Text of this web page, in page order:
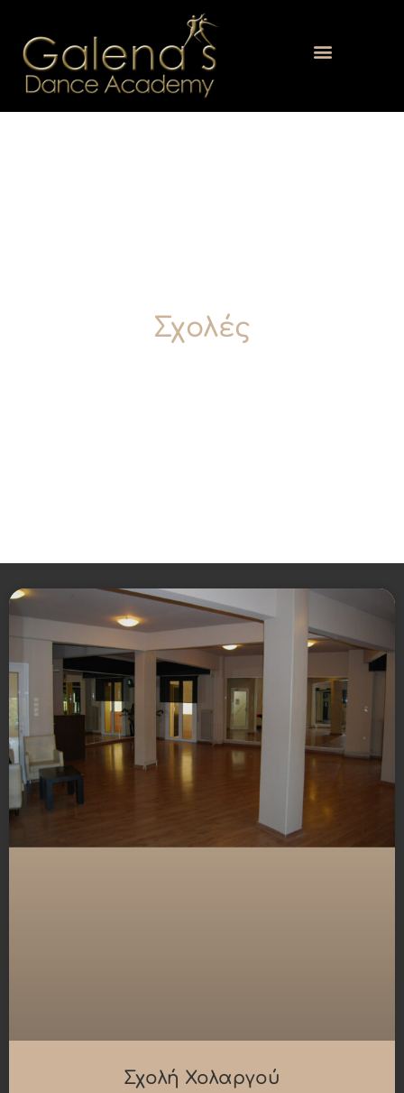
Σχολές
Σχολή Χολαργού